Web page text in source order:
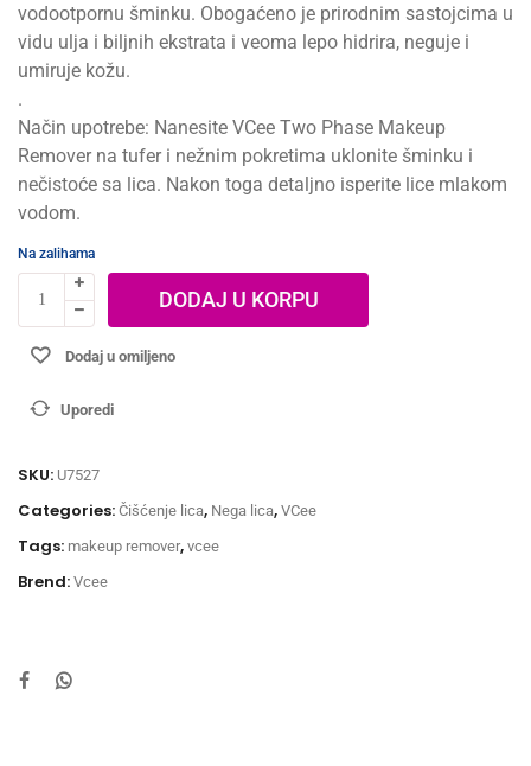
vodootpornu šminku. Obogaćeno je prirodnim sastojcima u
vidu ulja i biljnih ekstrata i veoma lepo hidrira, neguje i
umiruje kožu.
.
Način upotrebe: Nanesite VCee Two Phase Makeup
Remover na tufer i nežnim pokretima uklonite šminku i
nečistoće sa lica. Nakon toga detaljno isperite lice mlakom
vodom.
Na zalihama
DODAJ U KORPU
Dodaj u omiljeno
Uporedi
SKU: U7527
Categories: Čišćenje lica, Nega lica, VCee
Tags: makeup remover, vcee
Brend: Vcee